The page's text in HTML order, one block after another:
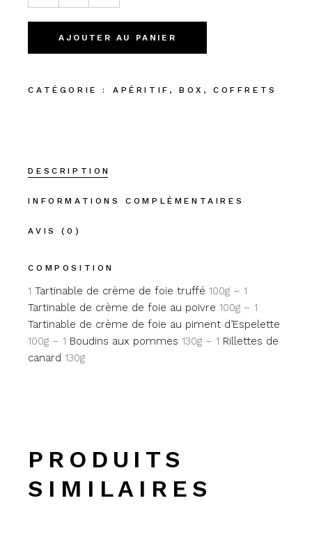
AJOUTER AU PANIER
CATÉGORIE : APÉRITIF , BOX , COFFRETS
DESCRIPTION
INFORMATIONS COMPLÉMENTAIRES
AVIS (0)
COMPOSITION
1Tartinable de crème de foie truffé 100g – 1
Tartinable de crème de foie au poivre 100g – 1
Tartinable de crème de foie au piment d’Espelette
100g – 1 Boudins aux pommes 130g – 1 Rillettes de
canard 130g
PRODUITS
SIMILAIRES